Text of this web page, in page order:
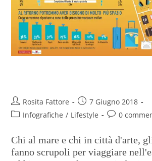
Rosita Fattore
7 Giugno 2018
Infografiche / Lifestyle 0
Chi al mare e chi in città d'arte,
fanno scrupoli per viaggiare